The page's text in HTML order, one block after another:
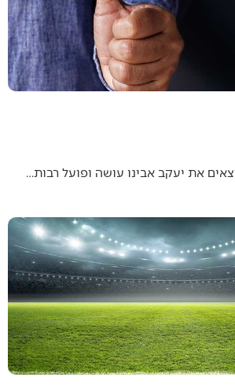
את יעקב אבינו עושה ופועל רבות…